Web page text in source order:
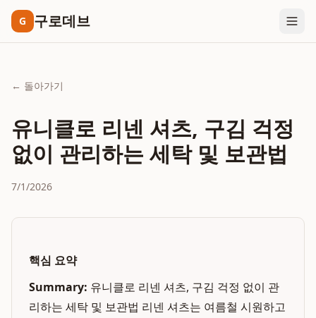
G 구로데브
← 돌아가기
유니클로 리넨 셔츠, 구김 걱정
없이 관리하는 세탁 및 보관법
7/1/2026
핵심 요약
Summary: 유니클로 리넨 셔츠, 구김 걱정 없이 관
리하는 세탁 및 보관법 리넨 셔츠는 여름철 시원하고